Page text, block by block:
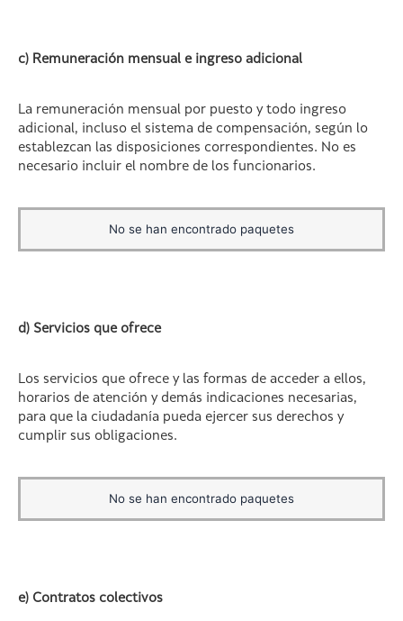
c) Remuneración mensual e ingreso adicional
La remuneración mensual por puesto y todo ingreso
adicional, incluso el sistema de compensación, según lo
establezcan las disposiciones correspondientes. No es
necesario incluir el nombre de los funcionarios.
No se han encontrado paquetes
d) Servicios que ofrece
Los servicios que ofrece y las formas de acceder a ellos,
horarios de atención y demás indicaciones necesarias,
para que la ciudadanía pueda ejercer sus derechos y
cumplir sus obligaciones.
No se han encontrado paquetes
e) Contratos colectivos